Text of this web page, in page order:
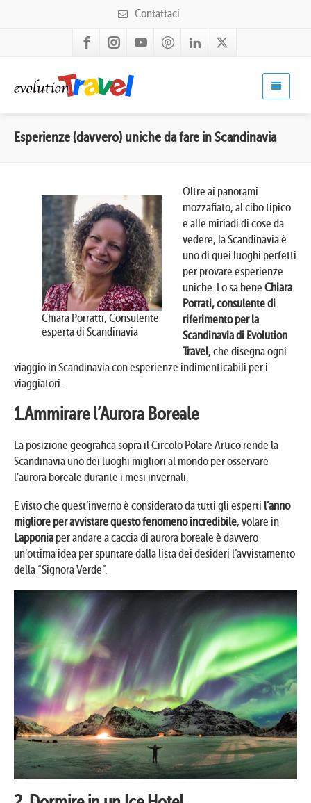
Contattaci
Esperienze (davvero) uniche da fare in Scandinavia
Chiara Porratti, Consulente
esperta di Scandinavia
Oltre ai panorami
mozzafiato, al cibo tipico
e alle miriadi di cose da
vedere, la Scandinavia è
uno di quei luoghi perfetti
per provare esperienze
uniche. Lo sa bene Chiara
Porrati, consulente di
riferimento per la
Scandinavia di Evolution
Travel, che disegna ogni
viaggio in Scandinavia con esperienze indimenticabili per i
viaggiatori.
1.Ammirare l’Aurora Boreale
La posizione geografica sopra il Circolo Polare Artico rende la
Scandinavia uno dei luoghi migliori al mondo per osservare
l’aurora boreale durante i mesi invernali.
E visto che quest’inverno è considerato da tutti gli esperti l’anno
migliore per avvistare questo fenomeno incredibile, volare in
Lapponia per andare a caccia di aurora boreale è davvero
un’ottima idea per spuntare dalla lista dei desideri l’avvistamento
della “Signora Verde”.